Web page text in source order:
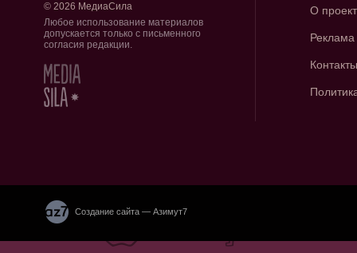
© 2026 МедиаСила
Любое использование материалов
допускается только с письменного
согласия редакции.
О
Реклама
Контакты
Создание сайта — Азимут7